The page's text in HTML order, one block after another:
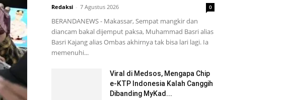
Redaksi - 7 Agustus 2026 0
BERANDANEWS - Makassar, Sempat mangkir dan
diancam bakal dijemput paksa, Muhammad Basri alias
Basri Kajang alias Ombas akhirnya tak bisa lari lagi. Ia
memenuhi...
Viral di Medsos, Mengapa Chip
e-KTP Indonesia Kalah Canggih
Dibanding MyKad...